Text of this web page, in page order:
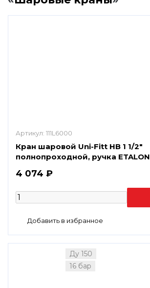
Артикул: 111L6000
Кран шаровой Uni-Fitt НВ 1 1/2"
полнопроходной, ручка ETALON
4 074 ₽
Ду 150
16 бар